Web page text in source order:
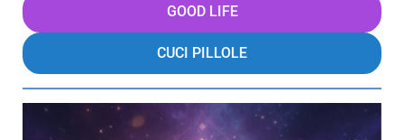
GOOD LIFE
CUCI PILLOLE